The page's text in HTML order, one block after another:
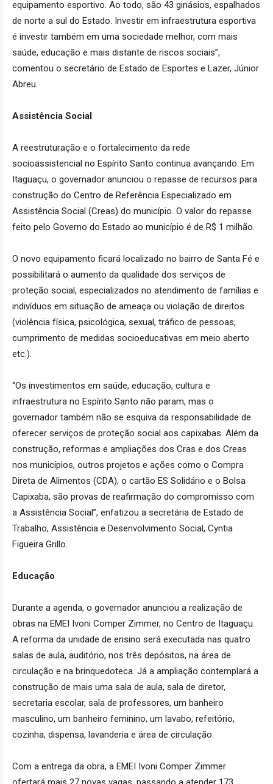
equipamento esportivo. Ao todo, são 43 ginásios, espalhados
de norte a sul do Estado. Investir em infraestrutura esportiva
é investir também em uma sociedade melhor, com mais
saúde, educação e mais distante de riscos sociais”,
comentou o secretário de Estado de Esportes e Lazer, Júnior
Abreu.
Assistência Social
A reestruturação e o fortalecimento da rede
socioassistencial no Espírito Santo continua avançando. Em
Itaguaçu, o governador anunciou o repasse de recursos para
construção do Centro de Referência Especializado em
Assistência Social (Creas) do município. O valor do repasse
feito pelo Governo do Estado ao município é de R$ 1 milhão.
O novo equipamento ficará localizado no bairro de Santa Fé e
possibilitará o aumento da qualidade dos serviços de
proteção social, especializados no atendimento de famílias e
indivíduos em situação de ameaça ou violação de direitos
(violência física, psicológica, sexual, tráfico de pessoas,
cumprimento de medidas socioeducativas em meio aberto
etc.).
“Os investimentos em saúde, educação, cultura e
infraestrutura no Espírito Santo não param, mas o
governador também não se esquiva da responsabilidade de
oferecer serviços de proteção social aos capixabas. Além da
construção, reformas e ampliações dos Cras e dos Creas
nos municípios, outros projetos e ações como o Compra
Direta de Alimentos (CDA), o cartão ES Solidário e o Bolsa
Capixaba, são provas de reafirmação do compromisso com
a Assistência Social”, enfatizou a secretária de Estado de
Trabalho, Assistência e Desenvolvimento Social, Cyntia
Figueira Grillo.
Educação
Durante a agenda, o governador anunciou a realização de
obras na EMEI Ivoni Comper Zimmer, no Centro de Itaguaçu.
A reforma da unidade de ensino será executada nas quatro
salas de aula, auditório, nos três depósitos, na área de
circulação e na brinquedoteca. Já a ampliação contemplará a
construção de mais uma sala de aula, sala de diretor,
secretaria escolar, sala de professores, um banheiro
masculino, um banheiro feminino, um lavabo, refeitório,
cozinha, dispensa, lavanderia e área de circulação.
Com a entrega da obra, a EMEI Ivoni Comper Zimmer